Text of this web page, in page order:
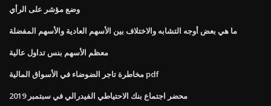
وضع مؤشر على الرأي
ما هي بعض أوجه التشابه والاختلاف بين الأسهم العادية والأسهم المفضلة
معظم الأسهم بنس تداول عالية
مخاطرة تاجر الضوضاء في الأسواق المالية pdf
محضر اجتماع بنك الاحتياطي الفيدرالي في سبتمبر 2019